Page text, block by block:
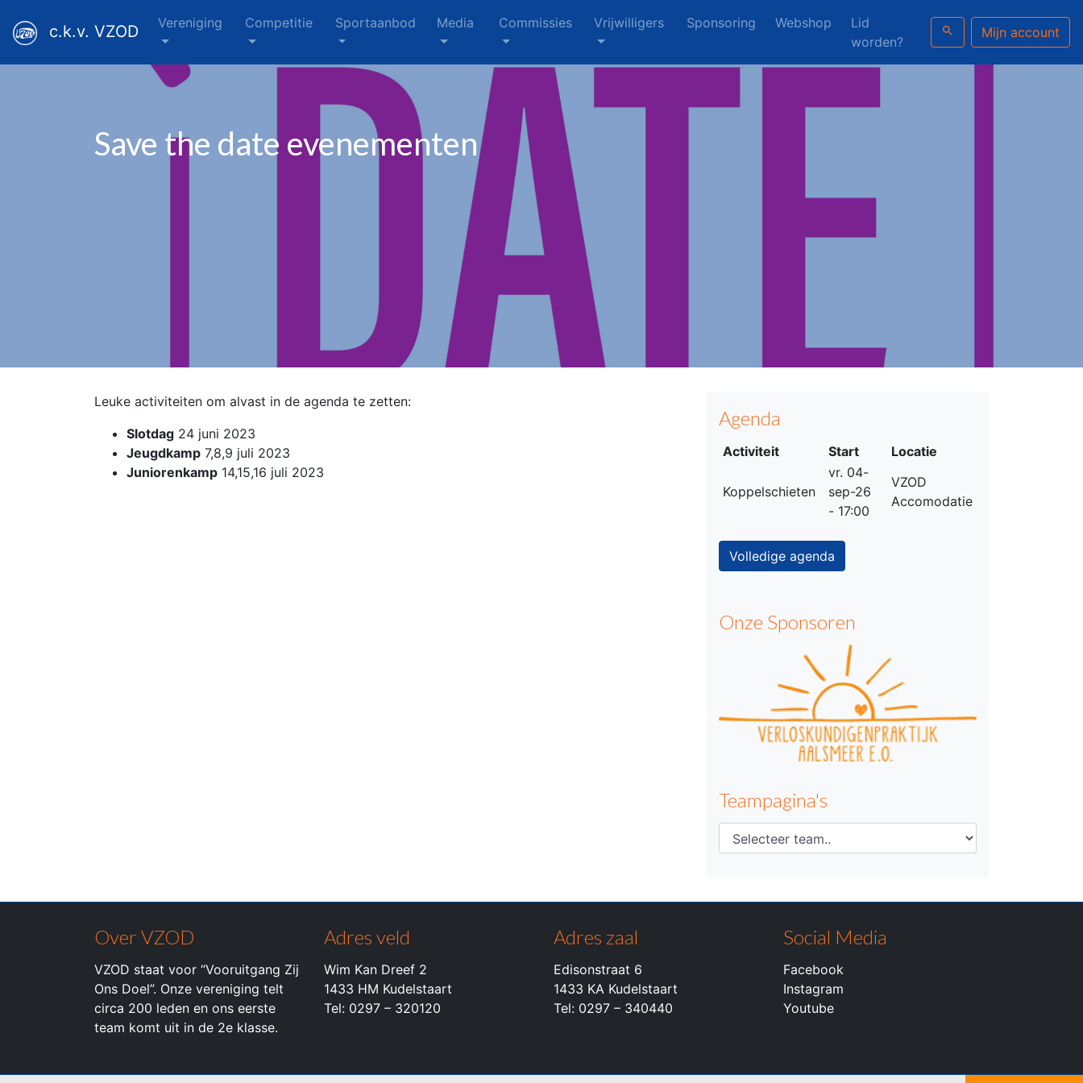
c.k.v. VZOD Vereniging Competitie Sportaanbod Media Commissies Vrijwilligers Sponsoring Webshop
Lid
worden?
search Mijn account
Save the date evenementen
Leuke activiteiten om alvast in de agenda te zetten:
Slotdag 24 juni 2023
Jeugdkamp 7,8,9 juli 2023
Juniorenkamp 14,15,16 juli 2023
Agenda
Activiteit Start Locatie
Koppelschieten
vr. 04-
sep-26
- 17:00
VZOD
Accomodatie
Volledige agenda
Onze Sponsoren
Teampagina's
Over VZOD
VZOD staat voor “Vooruitgang Zij
Ons Doel”. Onze vereniging telt
circa 200 leden en ons eerste
team komt uit in de 2e klasse.
Adres veld
Wim Kan Dreef 2
1433 HM Kudelstaart
Tel: 0297 – 320120
Adres zaal
Edisonstraat 6
1433 KA Kudelstaart
Tel: 0297 – 340440
Social Media
Facebook
Instagram
Youtube